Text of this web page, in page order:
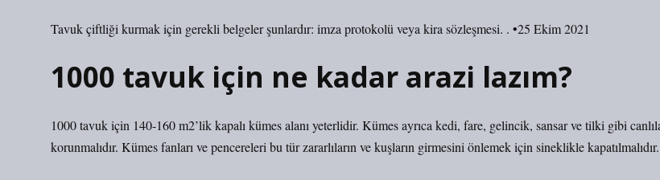
Tavuk çiftliği kurmak için gerekli belgeler şunlardır: imza protokolü veya kira sözleşmesi. . •25 Ekim 2021
1000 tavuk için ne kadar arazi lazım?
1000 tavuk için 140-160 m2’lik kapalı kümes alanı yeterlidir. Kümes ayrıca kedi, fare, gelincik, sansar ve tilki gibi
korunmalıdır. Kümes fanları ve pencereleri bu tür zararlıların ve kuşların girmesini önlemek için sineklikle kapatılmalıdır.